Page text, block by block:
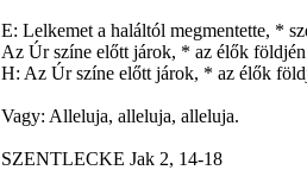
E: Lelkemet a haláltól megmentette, *
Az Úr színe előtt járok, * az élők
H: Az Úr színe előtt járok, * az élők
Vagy: Alleluja, alleluja, alleluja.
SZENTLECKE Jak 2, 14-18